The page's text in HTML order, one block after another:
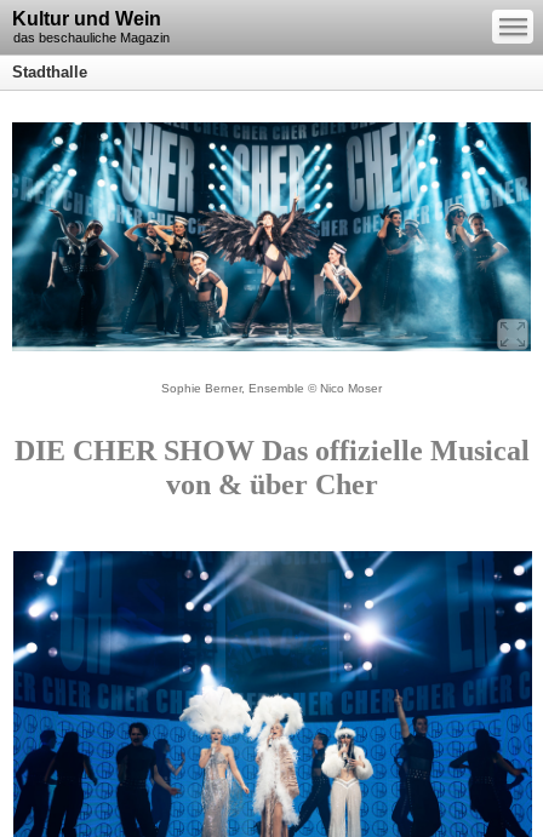
Kultur und Wein
das beschauliche Magazin
—
—
—
Stadthalle
Sophie Berner, Ensemble © Nico Moser
DIE CHER SHOW Das offizielle Musical
von & über Cher